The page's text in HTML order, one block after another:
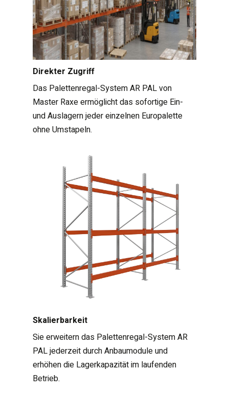
Direkter Zugriff
Das Palettenregal-System AR PAL von
Master Raxe ermöglicht das sofortige Ein-
und Auslagern jeder einzelnen Europalette
ohne Umstapeln.
Skalierbarkeit
Sie erweitern das Palettenregal-System AR
PAL jederzeit durch Anbaumodule und
erhöhen die Lagerkapazität im laufenden
Betrieb.